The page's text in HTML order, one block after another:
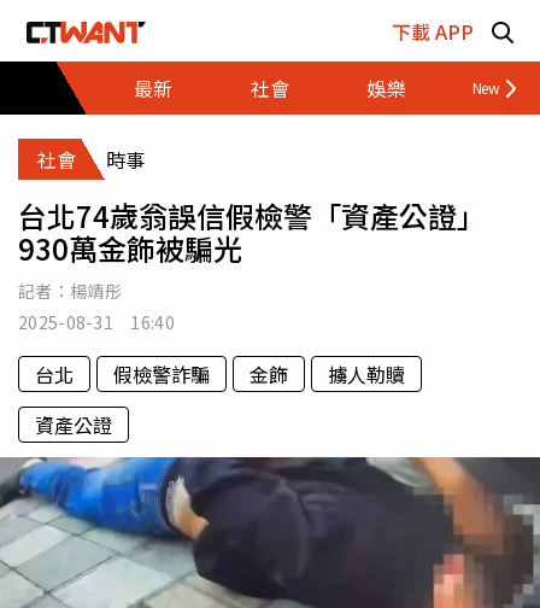
下載 APP
最新
社會 娛樂 財經
社會 時事
台北74歲翁誤信假檢警「資產公證」
930萬金飾被騙光
記者： 楊靖彤
2025-08-31 16:40
台北 假檢警詐騙 金飾
擄人勒贖
資產公證